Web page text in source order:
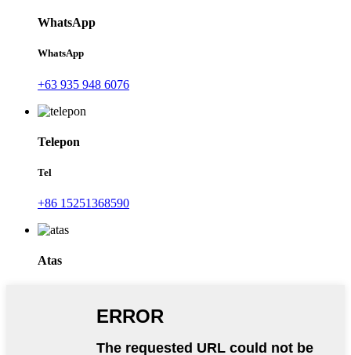
WhatsApp
WhatsApp
+63 935 948 6076
Telepon
Tel
+86 15251368590
Atas